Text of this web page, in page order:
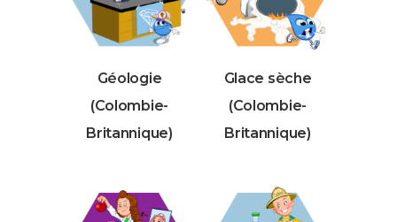
Géologie
(Colombie-
Britannique)
Glace sèche
(Colombie-
Britannique)